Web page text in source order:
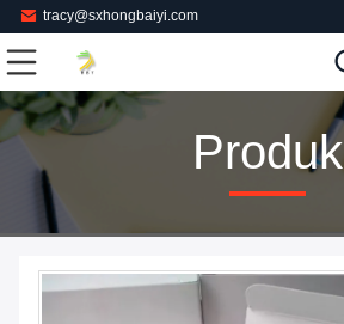
tracy@sxhongbaiyi.com
Produk